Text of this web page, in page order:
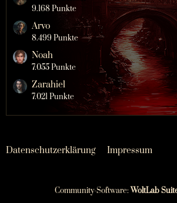
9.168 Punkte
Arvo
8.499 Punkte
Noah
7.055 Punkte
Zarahiel
7.021 Punkte
Datenschutzerklärung Impressum
Community-Software: WoltLab